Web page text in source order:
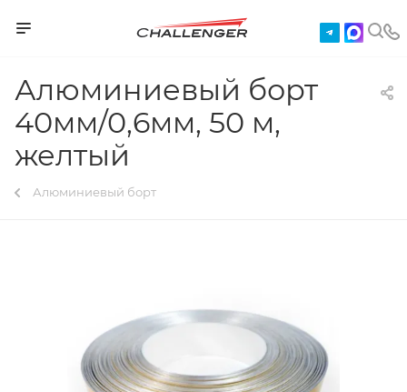
Алюминиевый борт
40мм/0,6мм, 50 м,
желтый
Алюминиевый борт